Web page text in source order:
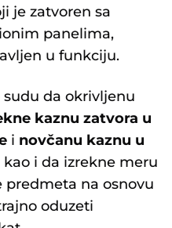
je zatvoren sa
panelima,
u funkciju.
da okrivljenu
kaznu zatvora u
i novčanu kaznu u
kao i da izrekne meru
na osnovu
oduzeti